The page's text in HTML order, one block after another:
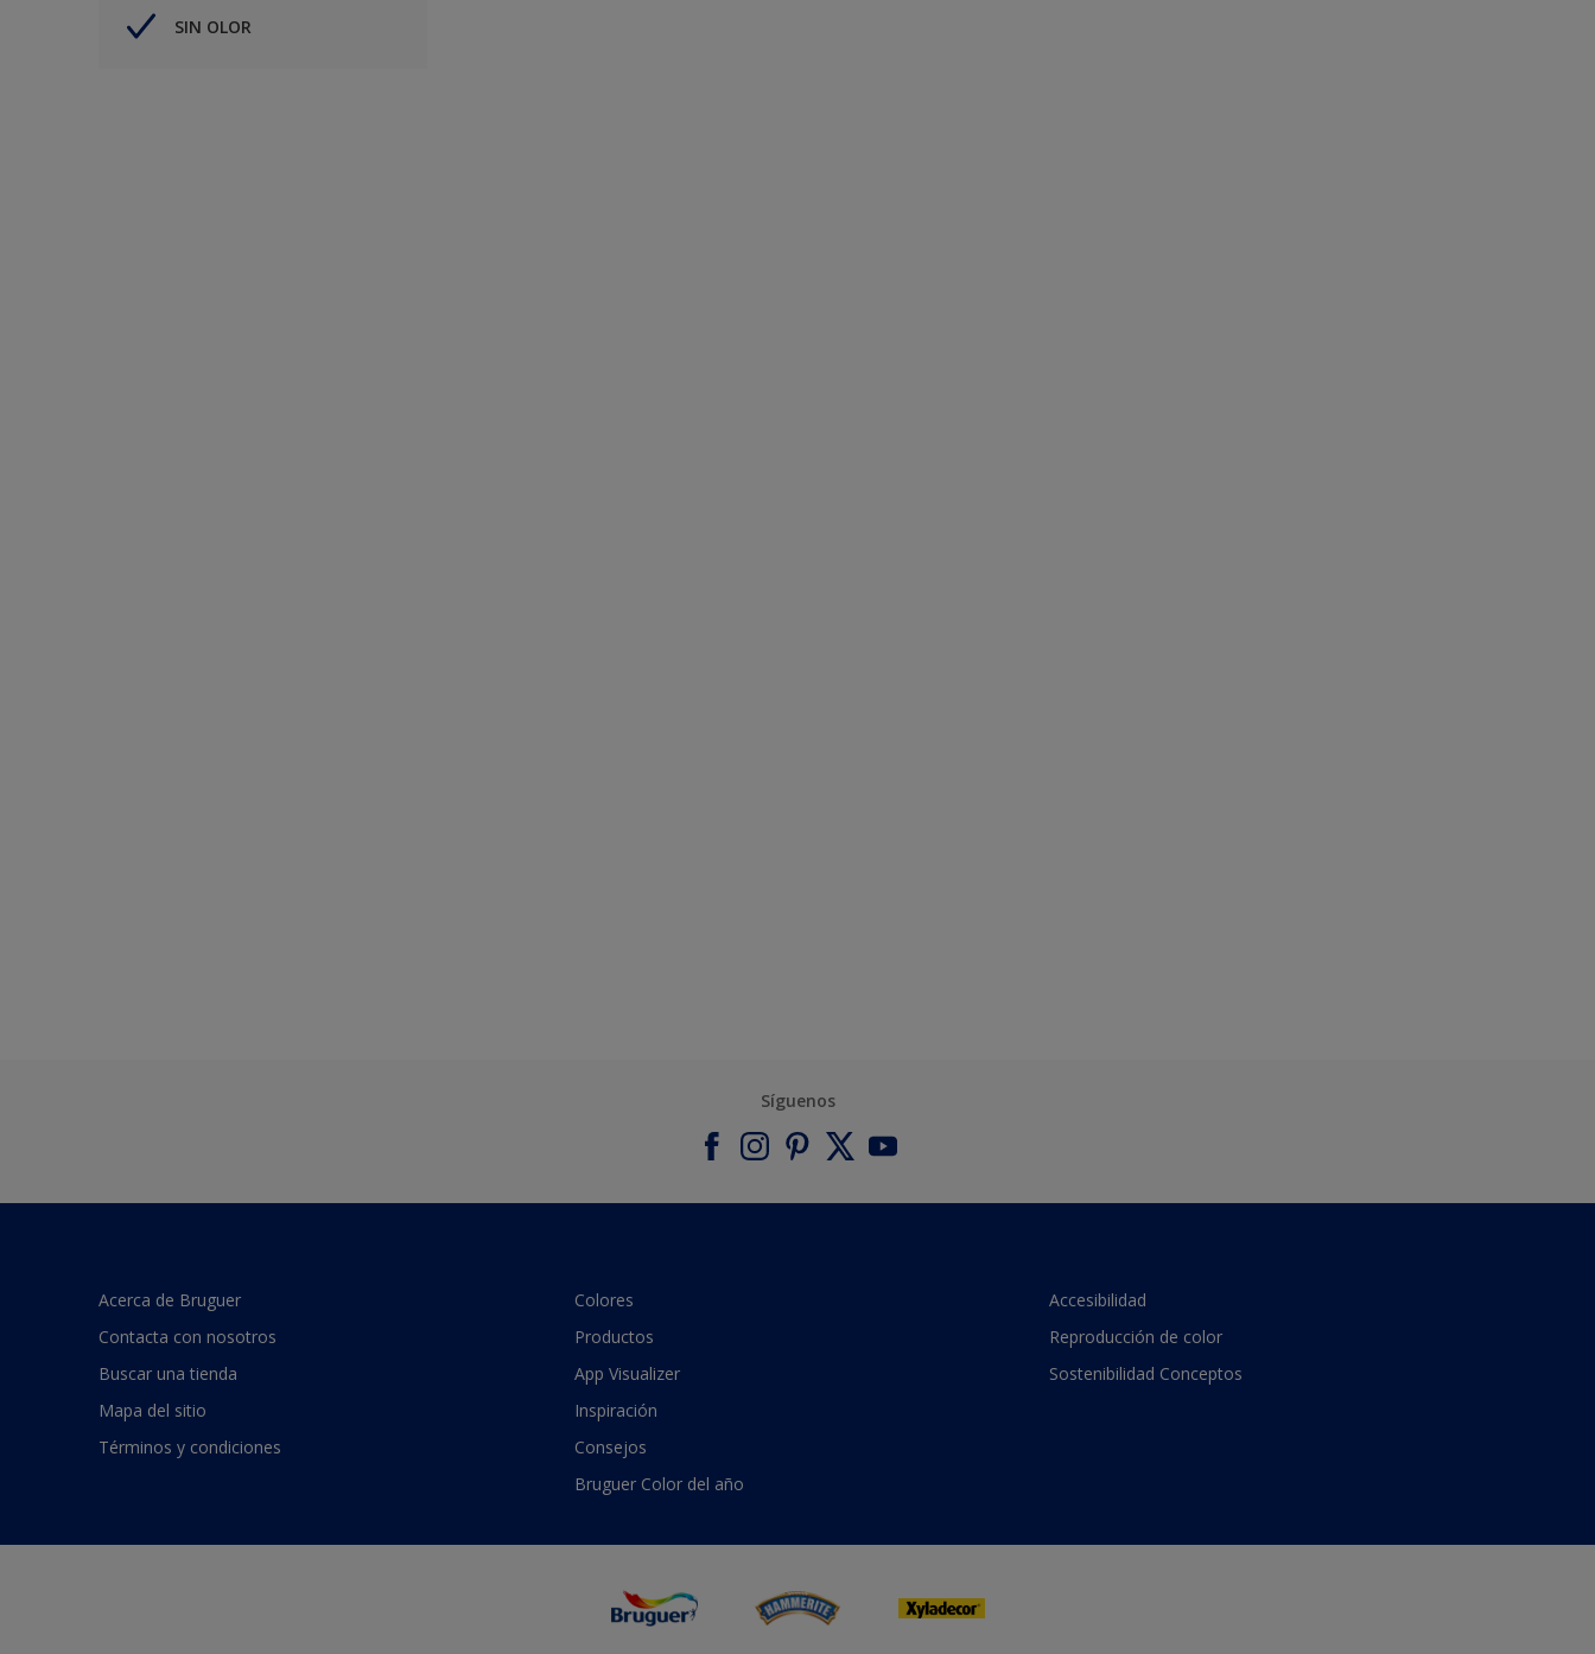
SIN OLOR
Síguenos
Acerca de Bruguer
Contacta con nosotros
Buscar una tienda
Mapa del sitio
Términos y condiciones
Colores
Productos
App Visualizer
Inspiración
Consejos
Bruguer Color del año
Accesibilidad
Reproducción de color
Sostenibilidad Conceptos